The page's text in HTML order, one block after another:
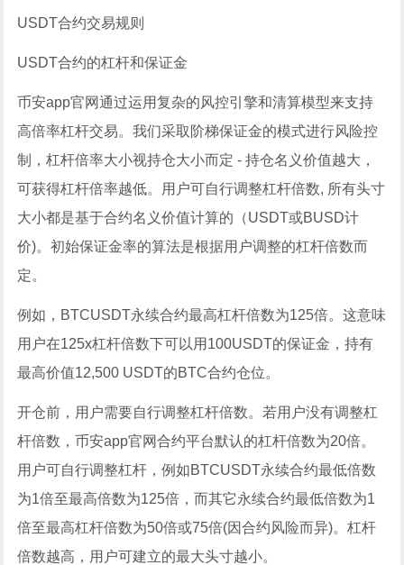
USDT合约交易规则
USDT合约的杠杆和保证金
币安app官网通过运用复杂的风控引擎和清算模型来支持
高倍率杠杆交易。我们采取阶梯保证金的模式进行风险控
制，杠杆倍率大小视持仓大小而定 - 持仓名义价值越大，
可获得杠杆倍率越低。用户可自行调整杠杆倍数, 所有头寸
大小都是基于合约名义价值计算的（USDT或BUSD计
价)。初始保证金率的算法是根据用户调整的杠杆倍数而
定。
例如，BTCUSDT永续合约最高杠杆倍数为125倍。这意味
用户在125x杠杆倍数下可以用100USDT的保证金，持有
最高价值12,500 USDT的BTC合约仓位。
开仓前，用户需要自行调整杠杆倍数。若用户没有调整杠
杆倍数，币安app官网合约平台默认的杠杆倍数为20倍。
用户可自行调整杠杆，例如BTCUSDT永续合约最低倍数
为1倍至最高倍数为125倍，而其它永续合约最低倍数为1
倍至最高杠杆倍数为50倍或75倍(因合约风险而异)。杠杆
倍数越高，用户可建立的最大头寸越小。